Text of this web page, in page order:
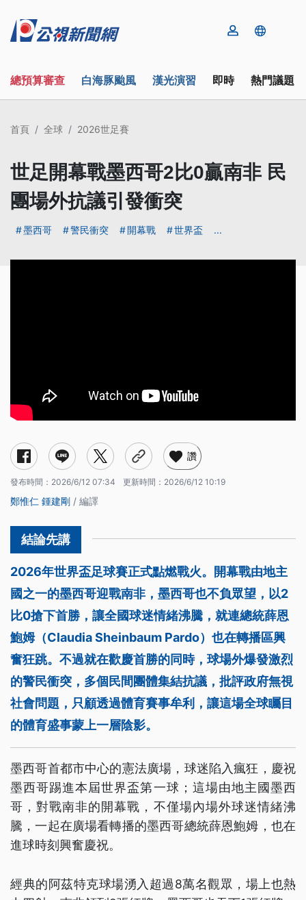
總預算審查 白海豚颱風 漢光演習 即時 熱門議題
首頁 全球 2026世足賽
世足開幕戰墨西哥2比0贏南非 民
團場外抗議引發衝突
墨西哥 警民衝突 開幕戰 世界盃 ...
讚
發布時間： 2026/6/12 07:34 更新時間： 2026/6/12 10:19
鄭惟仁 鍾建剛 / 編譯
2026年世界盃足球賽正式點燃戰火。開幕戰由地主
國之一的墨西哥迎戰南非，墨西哥也不負眾望，以2
比0搶下首勝，讓全國球迷情緒沸騰，就連總統薛恩
鮑姆（Claudia Sheinbaum Pardo）也在轉播區興
奮狂跳。不過就在歡慶首勝的同時，球場外爆發激烈
的警民衝突，多個民間團體集結抗議，批評政府無視
社會問題，只顧透過體育賽事牟利，讓這場全球矚目
的體育盛事蒙上一層陰影。
墨西哥首都市中心的憲法廣場，球迷陷入瘋狂，慶祝
墨西哥踢進本屆世界盃第一球；這場由地主國墨西
哥，對戰南非的開幕戰，不僅場內場外球迷情緒沸
騰，一起在廣場看轉播的墨西哥總統薛恩鮑姆，也在
進球時刻興奮慶祝。
經典的阿茲特克球場湧入超過8萬名觀眾，場上也熱